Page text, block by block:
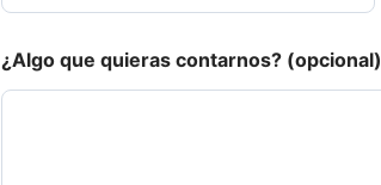
s
¿Algo que quieras contarnos? (opcional)